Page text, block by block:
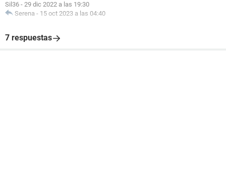
Sil36 - 29 dic 2022 a las 19:30
Serena - 15 oct 2023 a las 04:40
7 respuestas